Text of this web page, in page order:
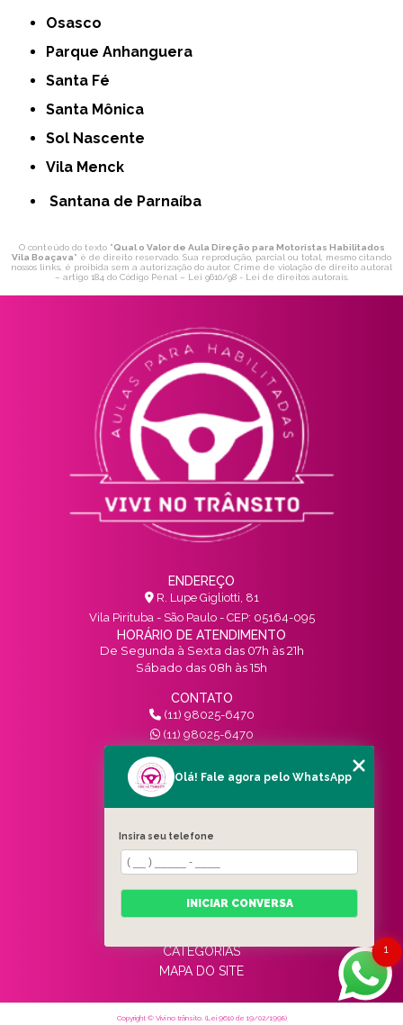
Osasco
Parque Anhanguera
Santa Fé
Santa Mônica
Sol Nascente
Vila Menck
Santana de Parnaíba
O conteúdo do texto "Qual o Valor de Aula Direção para Motoristas Habilitados
Vila Boaçava" é de direito reservado. Sua reprodução, parcial ou total, mesmo citando
nossos links, é proibida sem a autorização do autor. Crime de violação de direito autoral
– artigo 184 do Código Penal – Lei 9610/98 - Lei de direitos autorais.
ENDEREÇO
R. Lupe Gigliotti, 81
Vila Pirituba - São Paulo - CEP: 05164-095
HORÁRIO DE ATENDIMENTO
De Segunda à Sexta das 07h às 21h
Sábado das 08h às 15h
CONTATO
(11) 98025-6470
(11) 98025-6470
contato@vivinotransito.com.br
SIGA-NOS!
MENU
HOME
QUEM SOMOS
SERVIÇOS
BLOG
CATEGORIAS
MAPA DO SITE
Copyright © Vivi no trânsito. (Lei 9610 de 19/02/1998)
1
Olá! Fale agora pelo WhatsApp
Insira seu telefone
INICIAR CONVERSA